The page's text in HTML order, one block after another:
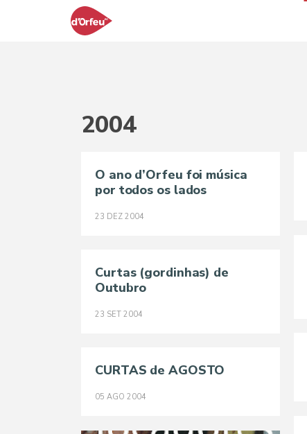
2004
O ano d’Orfeu foi música
por todos os lados
23 DEZ 2004
Curtas (gordinhas) de
Outubro
23 SET 2004
CURTAS de AGOSTO
05 AGO 2004